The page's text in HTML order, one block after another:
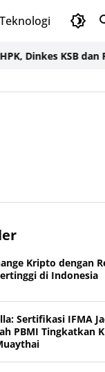
Teknologi
KSB dan FK
Kripto dengan
di Indonesia
Sertifikasi IFMA
PBMI Tingkatkan